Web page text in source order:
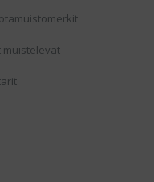
muistelevat